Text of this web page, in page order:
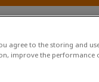
agree to the storing and
improve the performance